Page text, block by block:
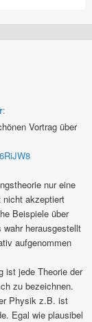
:
Vortrag über
nur eine
nicht akzeptiert
Beispiele über
herausgestellt
aufgenommen
ist jede Theorie der
zu bezeichnen.
Physik z.B. ist
Egal wie plausibel